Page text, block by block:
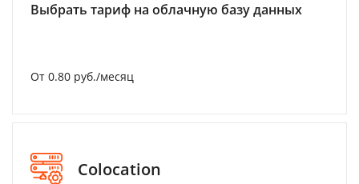
Выбрать тариф на облачную базу данных
От 0.80 руб./месяц
Colocation